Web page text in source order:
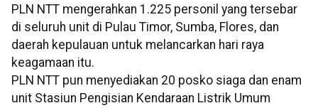
PLN NTT mengerahkan 1.225 personil yang tersebar
di seluruh unit di Pulau Timor, Sumba, Flores, dan
daerah kepulauan untuk melancarkan hari raya
keagamaan itu.
PLN NTT pun menyediakan 20 posko siaga dan enam
unit Stasiun Pengisian Kendaraan Listrik Umum